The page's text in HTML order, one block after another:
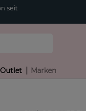
seit
Outlet Marken